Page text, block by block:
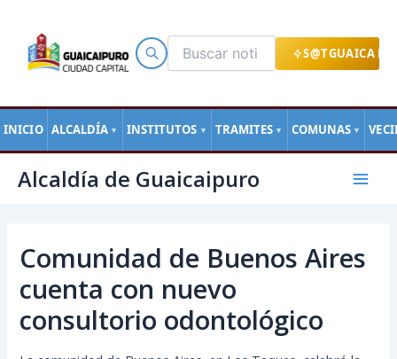
S@TGUAICA
INICIO ALCALDÍA ▼ INSTITUTOS ▼ TRAMITES ▼ COMUNAS ▼
contenido
Alcaldía de Guaicaipuro
Main
Comunidad de Buenos Aires
cuenta con nuevo
consultorio odontológico
de